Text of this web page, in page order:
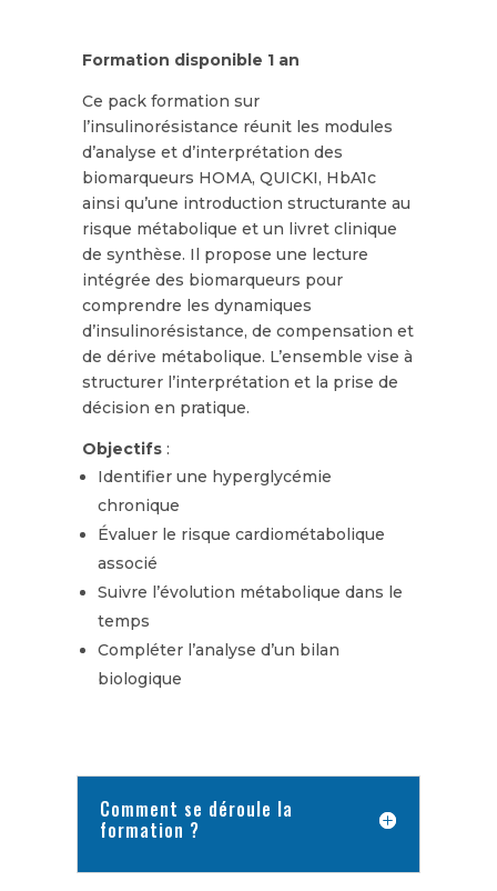
Formation disponible 1 an
Ce pack formation sur
l’insulinorésistance réunit les modules
d’analyse et d’interprétation des
biomarqueurs HOMA, QUICKI, HbA1c
ainsi qu’une introduction structurante au
risque métabolique et un livret clinique
de synthèse. Il propose une lecture
intégrée des biomarqueurs pour
comprendre les dynamiques
d’insulinorésistance, de compensation et
de dérive métabolique. L’ensemble vise à
structurer l’interprétation et la prise de
décision en pratique.
Objectifs:
Identifier une hyperglycémie
chronique
Évaluer le risque cardiométabolique
associé
Suivre l’évolution métabolique dans le
temps
Compléter l’analyse d’un bilan
biologique
Comment se déroule la
formation ?